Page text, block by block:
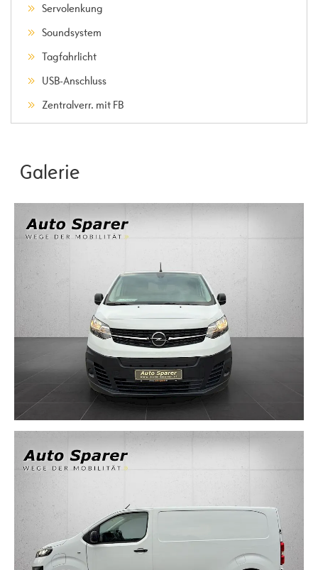
Servolenkung
Soundsystem
Tagfahrlicht
USB-Anschluss
Zentralverr. mit FB
Galerie